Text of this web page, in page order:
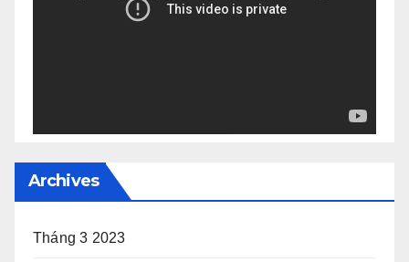
Archives
Tháng 3 2023